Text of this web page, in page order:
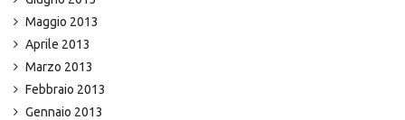
Maggio 2013
Aprile 2013
Marzo 2013
Febbraio 2013
Gennaio 2013